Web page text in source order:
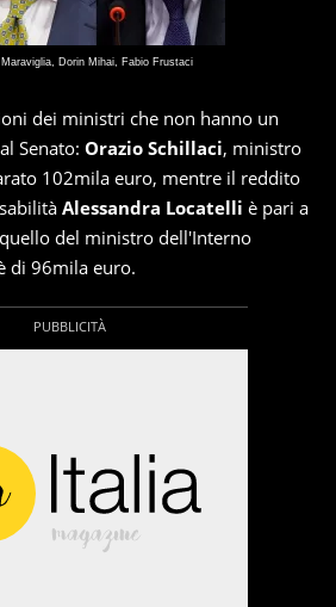
Dorin Mihai, Fabio Frustaci
dei ministri che non hanno un
Senato: Orazio Schillaci, ministro
102mila euro, mentre il reddito
Alessandra Locatelli è pari a
del ministro dell'Interno
di 96mila euro.